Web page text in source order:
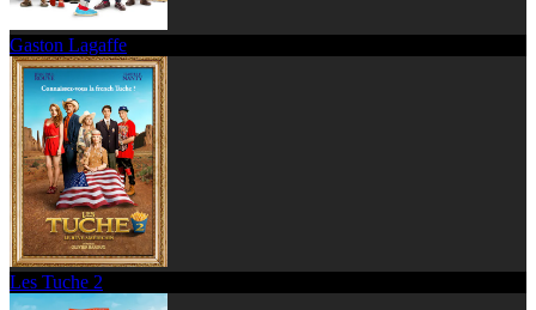
Gaston Lagaffe
Les Tuche 2